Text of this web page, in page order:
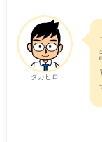
タカヒロ